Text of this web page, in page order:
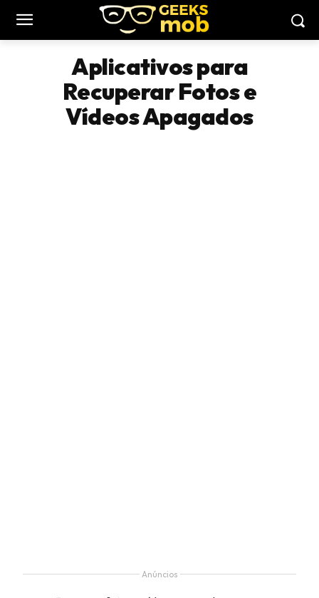
Aplicativos para
Recuperar Fotos e
Vídeos Apagados
Anúncios